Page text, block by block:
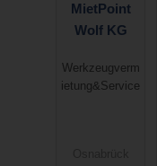
MietPoint
Wolf KG
Werkzeugverm
ietung&Service